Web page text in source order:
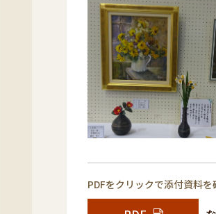
PDFをクリックで添付資料を